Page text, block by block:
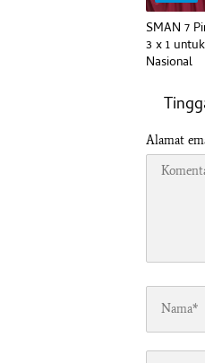
SMAN 7
3 x 1
Nasional
Alamat